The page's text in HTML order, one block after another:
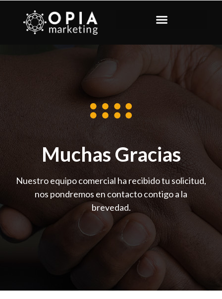
Muchas Gracias
Nuestro equipo comercial ha recibido tu solicitud,
nos pondremos en contacto contigo a la
brevedad.